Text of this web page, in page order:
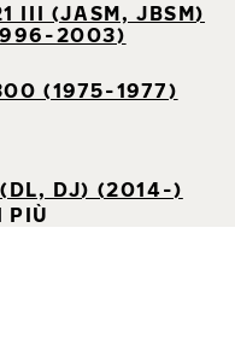
III (JASM, JBSM)
2003)
(1975-1977)
DJ) (2014-)
PIÙ